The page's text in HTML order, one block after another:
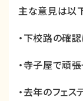
主な意見は以
・下校路の確
・寺子屋で頑
・去年のフェ